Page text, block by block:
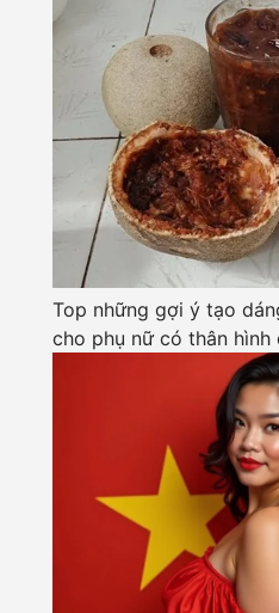
Top những gợi ý tạo
cho phụ nữ có thân hình